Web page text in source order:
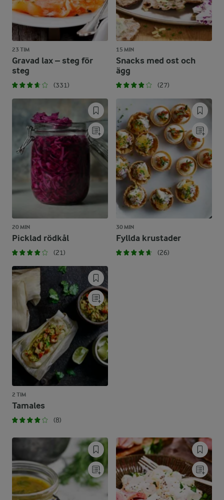
23 TIM
Gravad lax – steg för
steg
(331)
15 MIN
Snacks med ost och
ägg
(27)
20 MIN
Picklad rödkål
(21)
30 MIN
Fyllda krustader
(26)
2 TIM
Tamales
(8)